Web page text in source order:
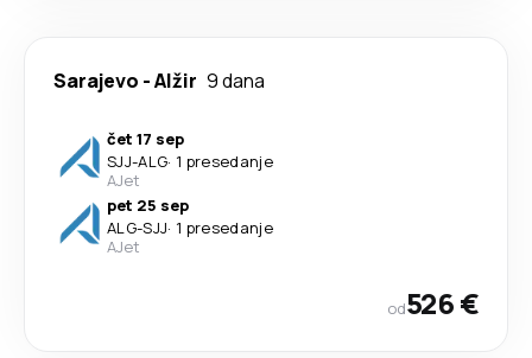
Sarajevo -Alžir 9 dana
čet 17 sep
SJJ-ALG· 1 presedanje
AJet
pet 25 sep
ALG-SJJ· 1 presedanje
AJet
od526 €